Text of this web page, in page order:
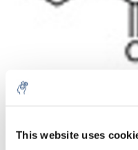
This website uses
Aantal